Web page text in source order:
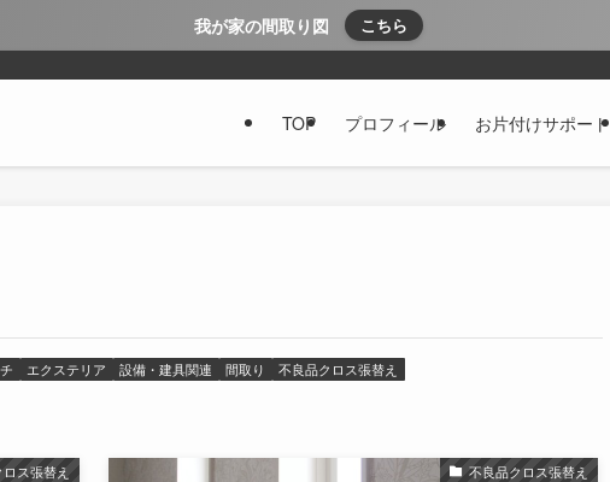
我が家の間取り図 こちら
TOP プロフィール お片付けサポート
エクステリア 設備・建具関連 間取り 不良品クロス張替え
ス張替え 不良品クロス張替え